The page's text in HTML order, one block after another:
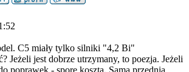
C5 miały tylko silniki "4,2 Bi"
Jeżeli jest dobrze utrzymany, to poezja. Jeżeli
poprawek - spore koszta. Sama przednia